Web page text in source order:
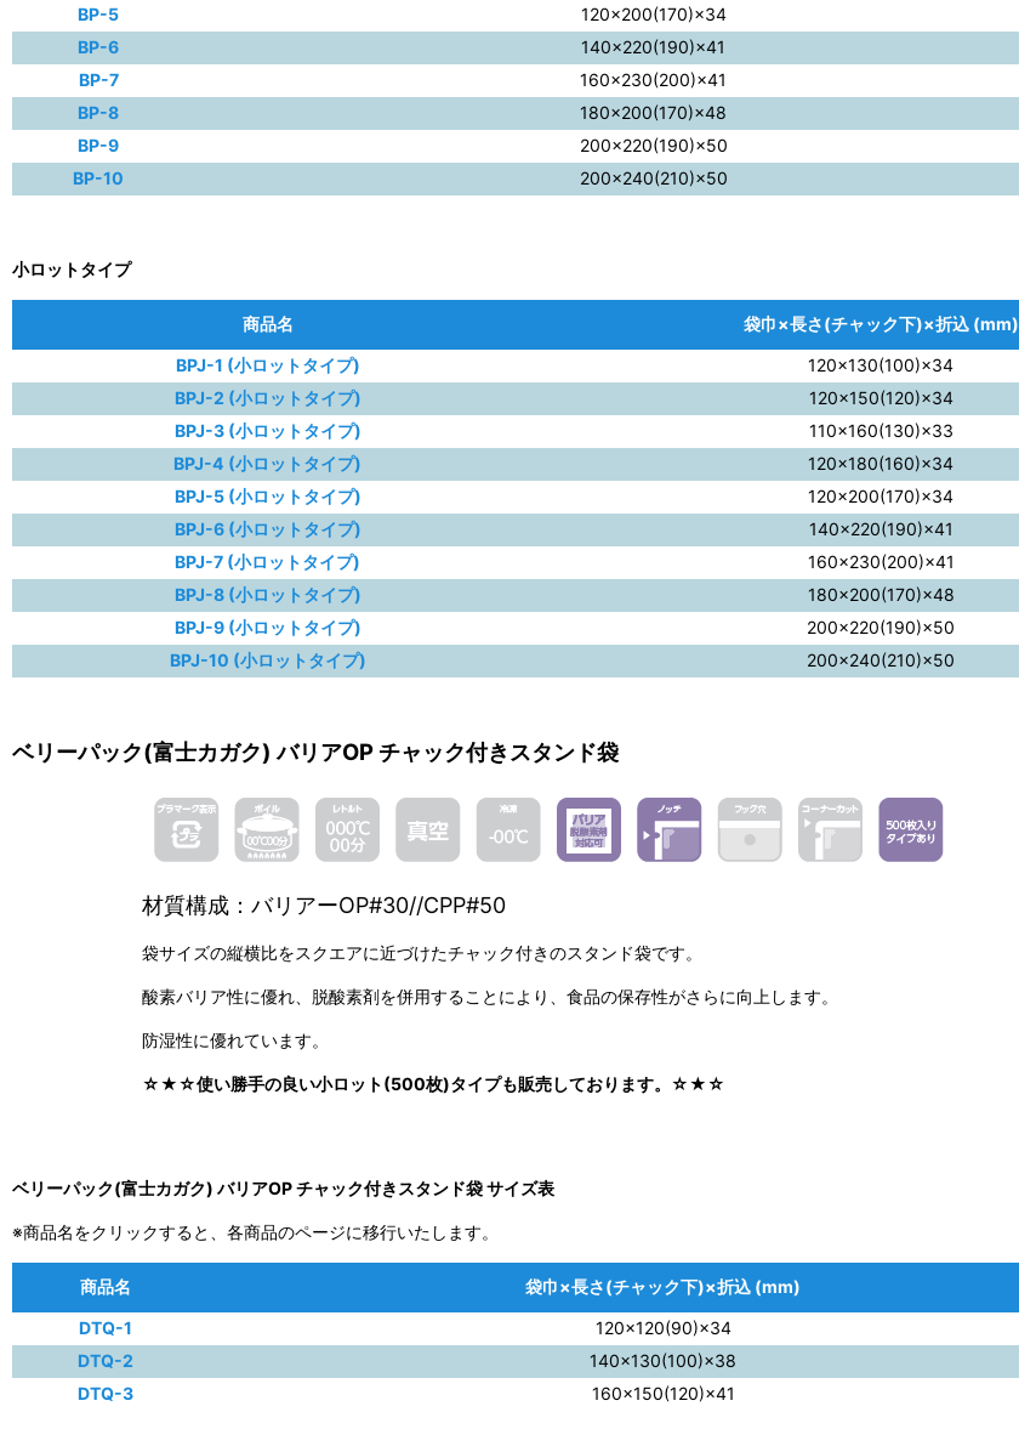
BP-5
120×200(170)×34
BP-6
140×220(190)×41
BP-7
160×230(200)×41
BP-8
180×200(170)×48
BP-9
200×220(190)×50
BP-10
200×240(210)×50
小ロットタイプ
商品名 袋巾×長さ(チャック下)×折込 (mm)
BPJ-1 (小ロットタイプ)
120×130(100)×34
BPJ-2 (小ロットタイプ)
120×150(120)×34
BPJ-3 (小ロットタイプ)
110×160(130)×33
BPJ-4 (小ロットタイプ)
120×180(160)×34
BPJ-5 (小ロットタイプ)
120×200(170)×34
BPJ-6 (小ロットタイプ)
140×220(190)×41
BPJ-7 (小ロットタイプ)
160×230(200)×41
BPJ-8 (小ロットタイプ)
180×200(170)×48
BPJ-9 (小ロットタイプ)
200×220(190)×50
BPJ-10 (小ロットタイプ)
200×240(210)×50
ベリーパック(富士カガク) バリアOP チャック付きスタンド袋
材質構成：バリアーOP#30//CPP#50
袋サイズの縦横比をスクエアに近づけたチャック付きのスタンド袋です。
酸素バリア性に優れ、脱酸素剤を併用することにより、食品の保存性がさらに向上します。
防湿性に優れています。
☆★☆使い勝手の良い小ロット(500枚)タイプも販売しております。☆★☆
ベリーパック(富士カガク) バリアOP チャック付きスタンド袋 サイズ表
※商品名をクリックすると、各商品のページに移行いたします。
商品名 袋巾×長さ(チャック下)×折込 (mm)
DTQ-1
120×120(90)×34
DTQ-2
140×130(100)×38
DTQ-3
160×150(120)×41